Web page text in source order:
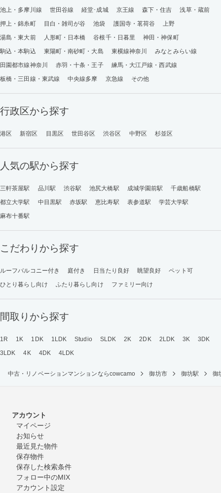
池上・多摩川線
世田谷線 経堂･成城 京王線 森下・住吉
浅草・蔵前
押上・錦糸町
目白・雑司が谷 池袋 護国寺・茗荷谷
上野
湯島・東大前
人形町・日本橋 谷根千・日暮里
神田・神保町
駒込・本駒込
東陽町・南砂町・大島 東横線神奈川
みなとみらい線
田園都市線神奈川
赤羽・十条・王子
練馬・大江戸線・西武線
板橋・三田線・東武線
中央線多摩 京急線 その他
行政区から探す
港区 新宿区 目黒区 世田谷区 渋谷区 中野区 杉並区
人気の駅から探す
三軒茶屋駅 品川駅 渋谷駅 池尻大橋駅 成城学園前駅
千歳船橋駅
都立大学駅
中目黒駅 赤坂駅 恵比寿駅 表参道駅
学芸大学駅
麻布十番駅
こだわりから探す
ルーフバルコニー付き 庭付き 日当たり良好 眺望良好
ペット可
ひとり暮らし向け
ふたり暮らし向け ファミリー向け
間取りから探す
1R 1K 1DK 1LDK Studio SLDK 2K 2DK 2LDK 3K
3DK
3LDK
4K 4DK 4LDK
中古・リノベーションマンションならcowcamo 御坊市 御坊駅 御
アカウント
マイページ
お知らせ
最近見た物件
保存物件
保存した検索条件
フォロー中のMIX
アカウント設定